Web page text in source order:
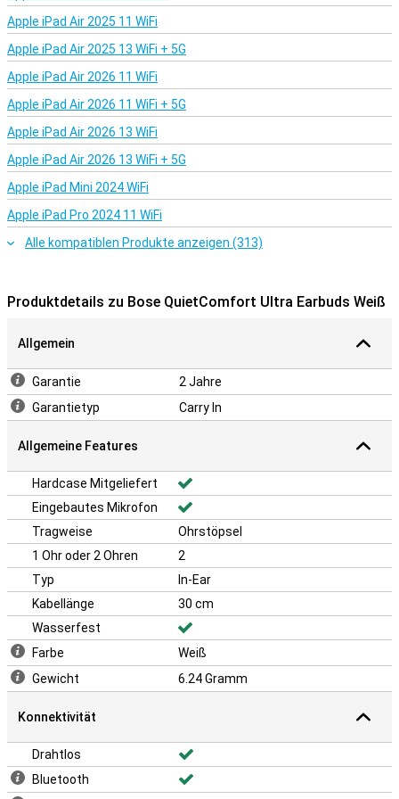
die Ohrhörer bis zu 6 Stunden. Mit dem Hartschalenetui beträgt die
Akkulaufzeit sogar 24 Stunden!
Apple iPad Air 2025 11 WiFi
Apple iPad Air 2025 13 WiFi + 5G
Apple iPad Air 2026 11 WiFi
Apple iPad Air 2026 11 WiFi + 5G
Apple iPad Air 2026 13 WiFi
Apple iPad Air 2026 13 WiFi + 5G
Apple iPad Mini 2024 WiFi
Apple iPad Pro 2024 11 WiFi
Alle kompatiblen Produkte anzeigen (313)
Produktdetails zu Bose QuietComfort Ultra Earbuds Weiß
Allgemein
Garantie
2 Jahre
Garantietyp
Carry In
Allgemeine Features
Hardcase Mitgeliefert
Eingebautes Mikrofon
Tragweise
Ohrstöpsel
1 Ohr oder 2 Ohren
2
Typ
In-Ear
Kabellänge
30 cm
Wasserfest
Farbe
Weiß
Gewicht
6.24 Gramm
Konnektivität
Drahtlos
Bluetooth